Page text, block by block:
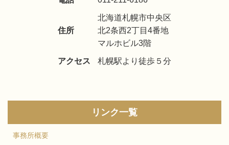
住所
北海道札幌市中央区
北2条西2丁目4番地
マルホビル3階
アクセス 札幌駅より徒歩５分
リンク一覧
事務所概要